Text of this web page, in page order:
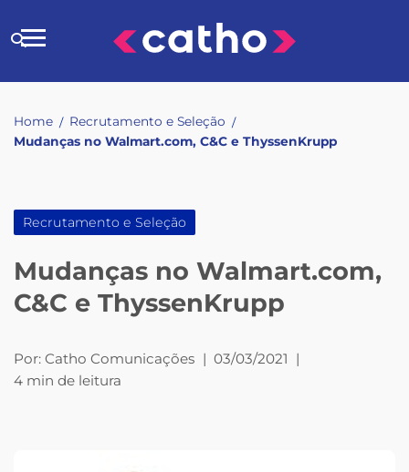
to
Buscar
Home / Recrutamento e Seleção /
Mudanças no Walmart.com, C&C e ThyssenKrupp
Recrutamento e Seleção
Mudanças no Walmart.com,
C&C e ThyssenKrupp
Por: Catho Comunicações | 03/03/2021 |
4 min de leitura